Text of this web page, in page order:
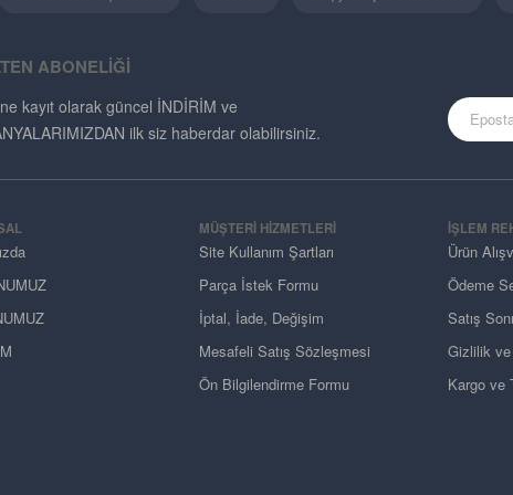
ABONELİĞİ
kayıt olarak güncel İNDİRİM ve
ilk siz haberdar olabilirsiniz.
MÜŞTERI HIZMETLERI
Site Kullanım Şartları
Parça İstek Formu
İptal, İade, Değişim
Mesafeli Satış Sözleşmesi
Ön Bilgilendirme Formu
İŞLEM
Ürün
Ödeme
Satış
Gizlilik ve
Kargo ve